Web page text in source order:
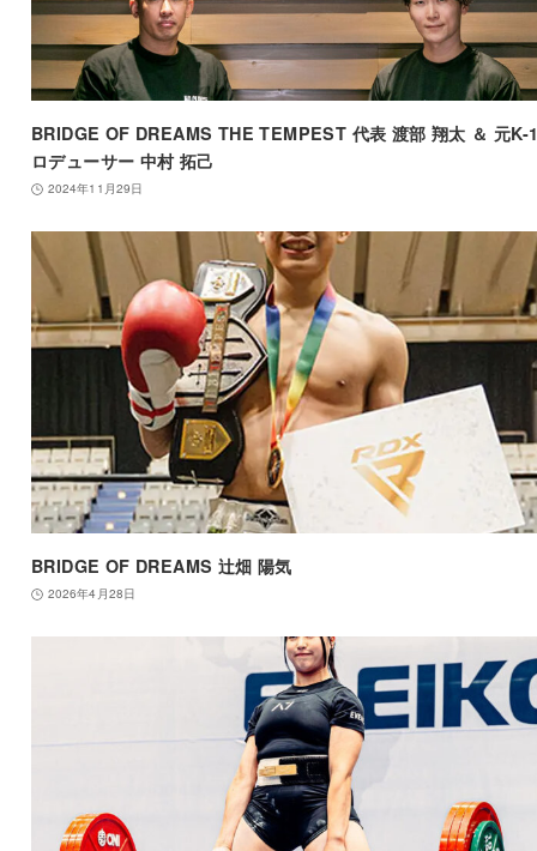
BRIDGE OF DREAMS THE TEMPEST 代表 渡部 翔太 ＆ 元K-
ロデューサー 中村 拓己
2024年11月29日
BRIDGE OF DREAMS 辻畑 陽気
2026年4月28日